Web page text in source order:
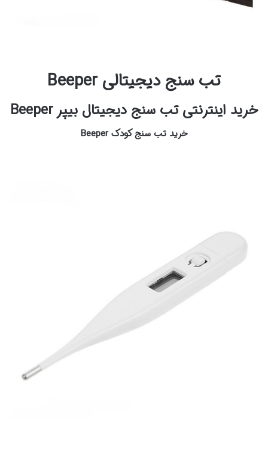
تب سنج دیجیتالی Beeper
خرید اینترنتی تب سنج دیجیتال بیپر Beeper
خرید تب سنج کودک Beeper